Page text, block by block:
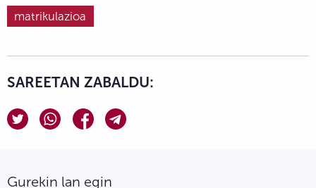
matrikulazioa
SAREETAN ZABALDU:
Gurekin lan egin